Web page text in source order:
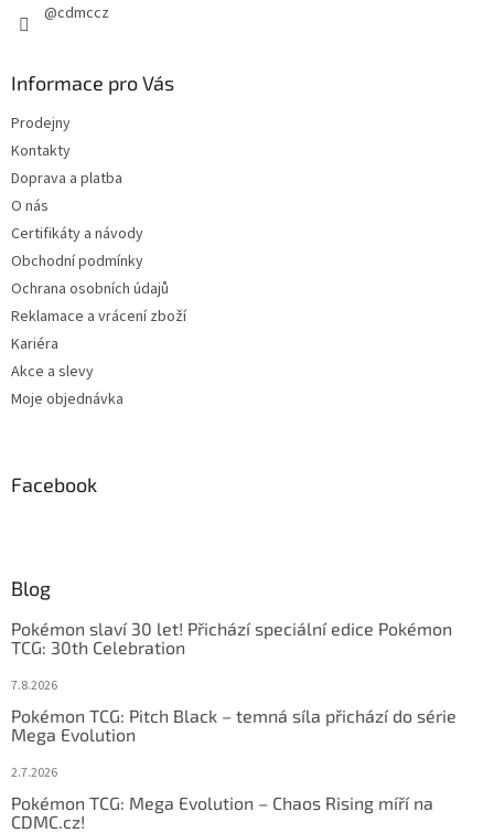
@cdmccz
Informace pro Vás
Prodejny
Kontakty
Doprava a platba
O nás
Certifikáty a návody
Obchodní podmínky
Ochrana osobních údajů
Reklamace a vrácení zboží
Kariéra
Akce a slevy
Moje objednávka
Facebook
Blog
Pokémon slaví 30 let! Přichází speciální edice Pokémon
TCG: 30th Celebration
7.8.2026
Pokémon TCG: Pitch Black – temná síla přichází do série
Mega Evolution
2.7.2026
Pokémon TCG: Mega Evolution – Chaos Rising míří na
CDMC.cz!